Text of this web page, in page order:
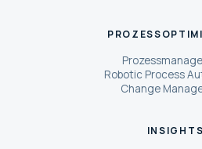
Robotic Process
Change
INSIGHTS